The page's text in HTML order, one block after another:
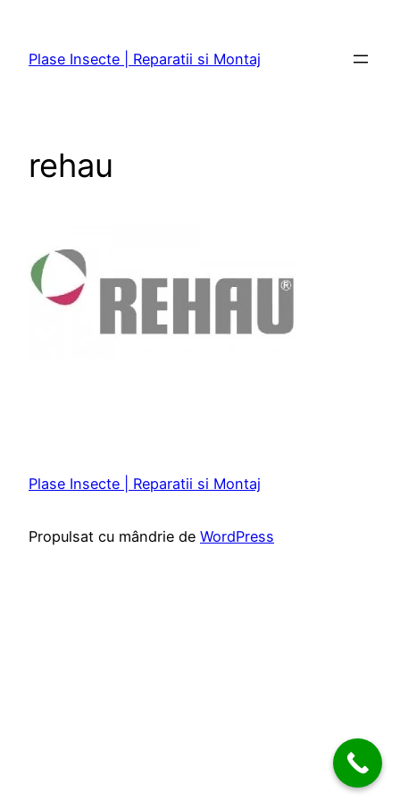
conținut
Plase Insecte | Reparatii si Montaj
rehau
Plase Insecte | Reparatii si Montaj
Propulsat cu mândrie de WordPress